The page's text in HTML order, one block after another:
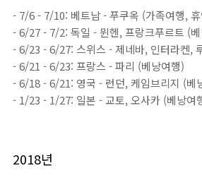
- 7/6 - 7/10: 베트남 - 푸쿠옥 (가족여행,
- 6/27 - 7/2: 독일 - 뮌헨, 프랑크푸르트 (
- 6/23 - 6/27: 스위스 - 제네바, 인터라켄,
- 6/21 - 6/23: 프랑스 - 파리 (베낭여행)
- 6/18 - 6/21: 영국 - 런던, 케임브리지 (베
- 1/23 - 1/27: 일본 - 교토, 오사카 (베낭여
2018년